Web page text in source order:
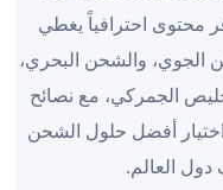
محتوى احترافياً يغطي
الجوي، والشحن البحري،
الجمركي، مع نصائح
أفضل حلول الشحن
العالم.